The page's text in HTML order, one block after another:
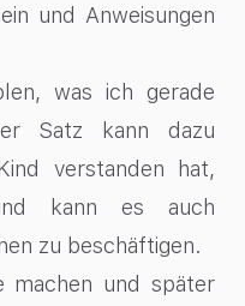
und Anweisungen
was ich gerade
Satz kann dazu
verstanden hat,
kann es auch
zu beschäftigen.
machen und später